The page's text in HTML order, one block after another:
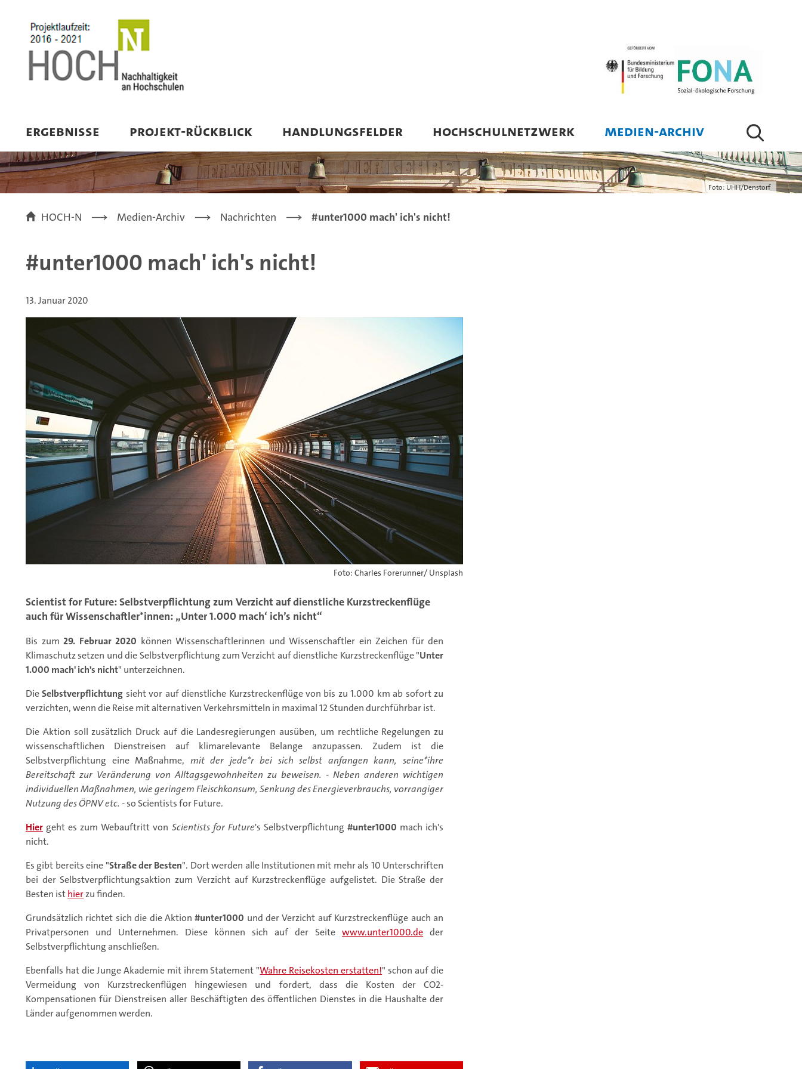
ERGEBNISSE PROJEKT-RÜCKBLICK HANDLUNGSFELDER HOCHSCHULNETZWERK MEDIEN-ARCHIV
Foto: UHH/Denstorf
HOCH-N Medien-Archiv Nachrichten #unter1000 mach' ich's nicht!
#unter1000 mach' ich's nicht!
13. Januar 2020
Foto: Charles Forerunner/ Unsplash
Scientist for Future: Selbstverpflichtung zum Verzicht auf dienstliche Kurzstreckenflüge
auch für Wissenschaftler*innen: „Unter 1.000 mach‘ ich’s nicht“
Bis zum 29. Februar 2020 können Wissenschaftlerinnen und Wissenschaftler ein Zeichen für den
Klimaschutz setzen und die Selbstverpflichtung zum Verzicht auf dienstliche Kurzstreckenflüge "Unter
1.000 mach' ich's nicht" unterzeichnen.
DieSelbstverpflichtung sieht vor auf dienstliche Kurzstreckenflüge von bis zu 1.000 km ab sofort zu
verzichten, wenn die Reise mit alternativen Verkehrsmitteln in maximal 12 Stunden durchführbar ist.
Die Aktion soll zusätzlich Druck auf die Landesregierungen ausüben, um rechtliche Regelungen zu
wissenschaftlichen Dienstreisen auf klimarelevante Belange anzupassen. Zudem ist die
Selbstverpflichtung eine Maßnahme, mit der jede*r bei sich selbst anfangen kann, seine*ihre
Bereitschaft zur Veränderung von Alltagsgewohnheiten zu beweisen. - Neben anderen wichtigen
individuellen Maßnahmen, wie geringem Fleischkonsum, Senkung des Energieverbrauchs, vorrangiger
Nutzung des ÖPNV etc. -so Scientists for Future.
Hier geht es zum Webauftritt von Scientists for Future's Selbstverpflichtung #unter1000 mach ich's
nicht.
Es gibt bereits eine "Straße der Besten". Dort werden alle Institutionen mit mehr als 10 Unterschriften
bei der Selbstverpflichtungsaktion zum Verzicht auf Kurzstreckenflüge aufgelistet. Die Straße der
Besten isthierzu finden.
Grundsätzlich richtet sich die die Aktion#unter1000 und der Verzicht auf Kurzstreckenflüge auch an
Privatpersonen und Unternehmen. Diese können sich auf der Seite www.unter1000.de der
Selbstverpflichtung anschließen.
Ebenfalls hat die Junge Akademie mit ihrem Statement "Wahre Reisekosten erstatten!" schon auf die
Vermeidung von Kurzstreckenflügen hingewiesen und fordert, dass die Kosten der CO2-
Kompensationen für Dienstreisen aller Beschäftigten des öffentlichen Dienstes in die Haushalte der
Länder aufgenommen werden.